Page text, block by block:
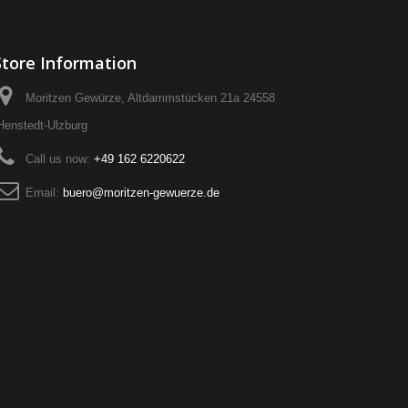
Information
Moritzen Gewürze, Altdammstücken 21a 24558
Ulzburg
Call us now: +49 162 6220622
Email: buero@moritzen-gewuerze.de